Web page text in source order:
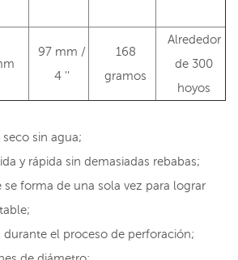
97 mm /
4 ''
168
gramos
Alrededor
de 300
hoyos
sin agua;
y rápida sin demasiadas rebabas;
se forma de una sola vez para lograr
durante el proceso de perforación;